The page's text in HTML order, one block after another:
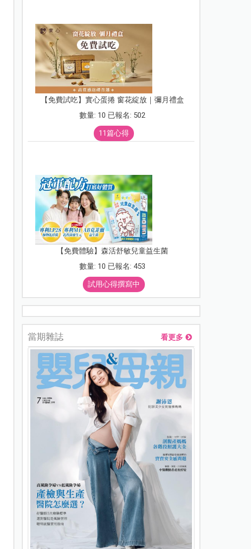
【免費試吃】實心蛋捲 窗花綻放｜彌月禮盒
數量: 10 已報名: 502
11篇心得
【免費體驗】森活舒敏兒童益生菌
數量: 10 已報名: 453
試用心得撰寫中
當期雜誌 看更多